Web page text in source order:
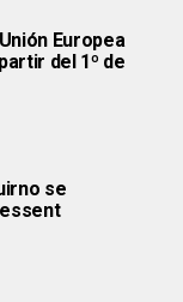
Europea
del 1º de
se